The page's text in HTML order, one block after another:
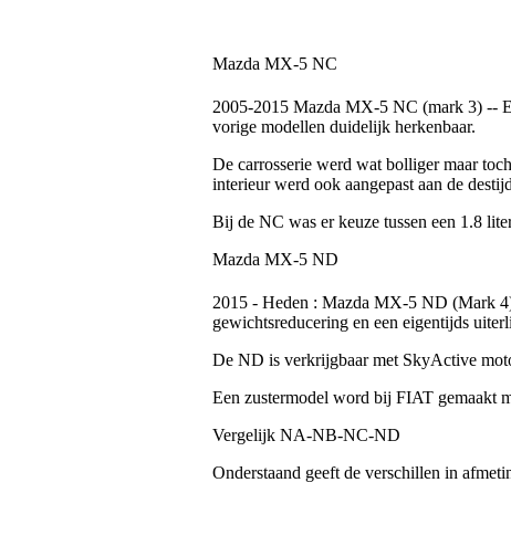
Mazda MX-5 NC
2005-2015 Mazda MX-5 NC (mark 3) --
vorige modellen duidelijk herkenbaar.
De carrosserie werd wat bolliger maar
interieur werd ook aangepast aan de
Bij de NC was er keuze tussen een 1.8
Mazda MX-5 ND
2015 - Heden : Mazda MX-5 ND (Mark
gewichtsreducering en een eigentijds
De ND is verkrijgbaar met SkyActive
Een zustermodel word bij FIAT gemaakt
Vergelijk NA-NB-NC-ND
Onderstaand geeft de verschillen in